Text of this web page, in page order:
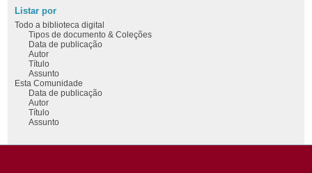
Listar por
Todo a biblioteca digital
Tipos de documento & Coleções
Data de publicação
Autor
Título
Assunto
Esta Comunidade
Data de publicação
Autor
Título
Assunto